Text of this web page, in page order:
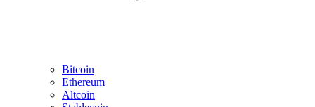
Bitcoin
Ethereum
Altcoin